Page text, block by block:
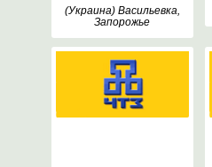
(Украина) Васильевка,
Запорожье